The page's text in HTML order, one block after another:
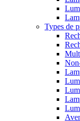
Types de